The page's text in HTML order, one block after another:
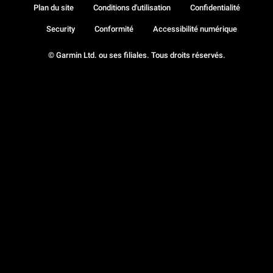
© Garmin Ltd. ou ses filiales. Tous droits réservés.
Plan du site Conditions d'utilisation Confidentialité
Security Conformité Accessibilité numérique